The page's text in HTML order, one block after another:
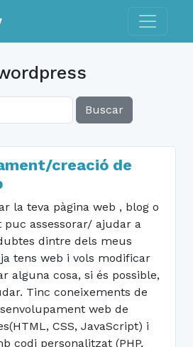
Toggle
Buscar
creació de
la teva pàgina web , blog o
puc assessorar/ ajudar a
dintre dels meus
tens web i vols modificar
alguna cosa, si és possible,
Tinc coneixements de
web de
CSS, JavaScript) i
codi personalitzat (PHP,